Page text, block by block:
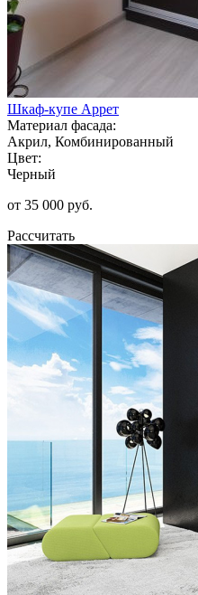
Шкаф-купе Аррет
Материал фасада:
Акрил, Комбинированный
Цвет:
Черный
от 35 000 руб.
Рассчитать